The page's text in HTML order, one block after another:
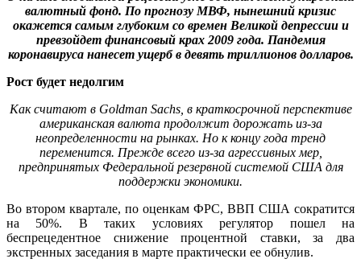
валютный фонд. По прогнозу МВФ, нынешний кризис
окажется самым глубоким со времен Великой депрессии и
превзойдет финансовый крах 2009 года. Пандемия
коронавируса нанесет ущерб в девять триллионов долларов.
Рост будет недолгим
Как считают в Goldman Sachs, в краткосрочной перспективе
американская валюта продолжит дорожать из-за
неопределенности на рынках. Но к концу года тренд
переменится. Прежде всего из-за агрессивных мер,
предпринятых Федеральной резервной системой США для
поддержки экономики.
Во втором квартале, по оценкам ФРС, ВВП США сократится
на 50%. В таких условиях регулятор пошел на
беспрецедентное снижение процентной ставки, за два
экстренных заседания в марте практически ее обнулив.